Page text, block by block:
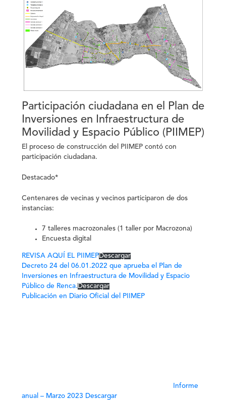
Participación ciudadana en el Plan de
Inversiones en Infraestructura de
Movilidad y Espacio Público (PIIMEP)
El proceso de construcción del PIIMEP contó con
participación ciudadana.
Destacado*
Centenares de vecinas y vecinos participaron de dos
instancias:
7 talleres macrozonales (1 taller por Macrozona)
Encuesta digital
REVISA AQUÍ EL PIIMEPDescargar
Decreto 24 del 06.01.2022 que aprueba el Plan de
Inversiones en Infraestructura de Movilidad y Espacio
Público de Renca. Descargar
Publicación en Diario Oficial del PIIMEP
Informe
anual – Marzo 2023 Descargar